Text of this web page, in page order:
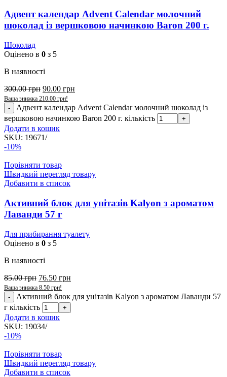
Адвент календар Advent Calendar молочний
шоколад із вершковою начинкою Baron 200 г.
Шоколад
Оцінено в 0 з 5
В наявності
300.00грн 90.00 грн
Ваша знижка 210.00 грн!
Адвент календар Advent Calendar молочний шоколад із
вершковою начинкою Baron 200 г. кількість
Додати в кошик
SKU: 19671/
-10%
Порівняти товар
Швидкий перегляд товару
Добавити в список
Активний блок для унітазів Kalyon з ароматом
Лаванди 57 г
Для прибирання туалету
Оцінено в 0 з 5
В наявності
85.00грн 76.50 грн
Ваша знижка 8.50 грн!
Активний блок для унітазів Kalyon з ароматом Лаванди 57
г кількість
Додати в кошик
SKU: 19034/
-10%
Порівняти товар
Швидкий перегляд товару
Добавити в список